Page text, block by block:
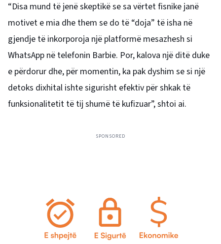
“Disa mund të jenë skeptikë se sa vërtet fisnike janë
motivet e mia dhe them se do të “doja” të isha në
gjendje të inkorporoja një platformë mesazhesh si
WhatsApp në telefonin Barbie. Por, kalova një ditë duke
e përdorur dhe, për momentin, ka pak dyshim se si një
detoks dixhital ishte sigurisht efektiv për shkak të
funksionalitetit të tij shumë të kufizuar”, shtoi ai.
SPONSORED